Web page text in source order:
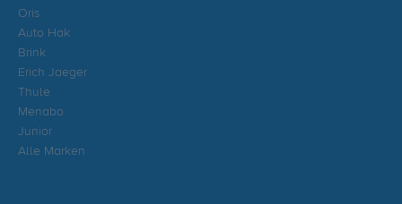
Oris
Auto Hak
Brink
Erich Jaeger
Thule
Menabo
Junior
Alle Marken